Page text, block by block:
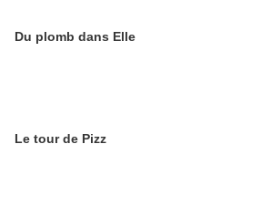
Du plomb dans Elle
Le tour de Pizz